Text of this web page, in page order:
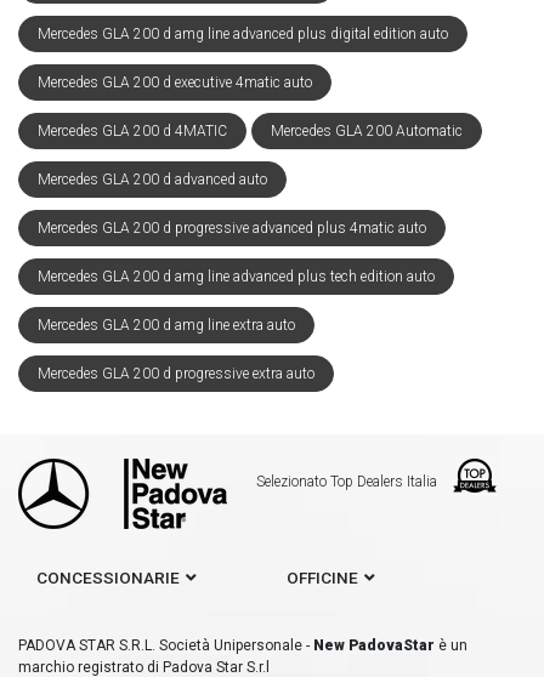
Mercedes GLA 200 d amg line advanced plus digital edition auto
Mercedes GLA 200 d executive 4matic auto
Mercedes GLA 200 d 4MATIC Mercedes GLA 200 Automatic
Mercedes GLA 200 d advanced auto
Mercedes GLA 200 d progressive advanced plus 4matic auto
Mercedes GLA 200 d amg line advanced plus tech edition auto
Mercedes GLA 200 d amg line extra auto
Mercedes GLA 200 d progressive extra auto
Selezionato Top Dealers Italia
CONCESSIONARIE OFFICINE
PADOVA STAR S.R.L. Società Unipersonale - New PadovaStar è un
marchio registrato di Padova Star S.r.l